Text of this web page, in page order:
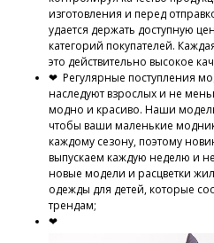
изготовления и перед
удается держать доступную
категорий покупателей.
это действительно высокое
❤ Регулярные поступления
наследуют взрослых и не
модно и красиво. Наши
чтобы ваши маленькие
каждому сезону, поэтому
выпускаем каждую неделю и
новые модели и расцветки
одежды для детей, которые
трендам;
❤